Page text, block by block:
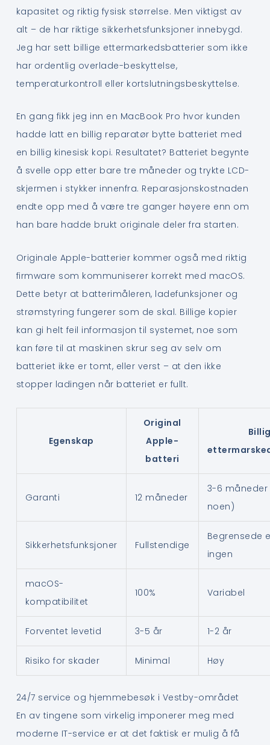
kapasitet og riktig fysisk størrelse. Men viktigst av
alt – de har riktige sikkerhetsfunksjoner innebygd.
Jeg har sett billige ettermarkedsbatterier som ikke
har ordentlig overlade-beskyttelse,
temperaturkontroll eller kortslutningsbeskyttelse.
En gang fikk jeg inn en MacBook Pro hvor kunden
hadde latt en billig reparatør bytte batteriet med
en billig kinesisk kopi. Resultatet? Batteriet begynte
å svelle opp etter bare tre måneder og trykte LCD-
skjermen i stykker innenfra. Reparasjonskostnaden
endte opp med å være tre ganger høyere enn om
han bare hadde brukt originale deler fra starten.
Originale Apple-batterier kommer også med riktig
firmware som kommuniserer korrekt med macOS.
Dette betyr at batterimåleren, ladefunksjoner og
strømstyring fungerer som de skal. Billige kopier
kan gi helt feil informasjon til systemet, noe som
kan føre til at maskinen skrur seg av selv om
batteriet ikke er tomt, eller verst – at den ikke
stopper ladingen når batteriet er fullt.
Egenskap
Original
Apple-
batteri
Garanti 12 måneder
3-6 måneder
noen)
Sikkerhetsfunksjoner Fullstendige
Begrensede
ingen
macOS-
kompatibilitet
100% Variabel
Forventet levetid 3-5 år 1-2 år
Risiko for skader Minimal Høy
24/7 service og hjemmebesøk i Vestby-området
En av tingene som virkelig imponerer meg med
moderne IT-service er at det faktisk er mulig å få